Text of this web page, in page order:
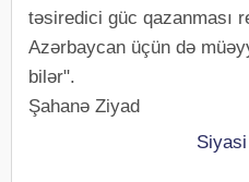
təsiredici güc qazanması
Azərbaycan üçün də
bilər".
Şahanə Ziyad
Siyasi